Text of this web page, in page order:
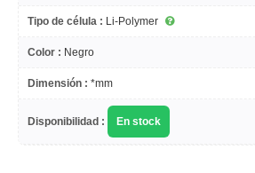
Tipo de célula : Li-Polymer
Color : Negro
Dimensión : *mm
Disponibilidad : En stock